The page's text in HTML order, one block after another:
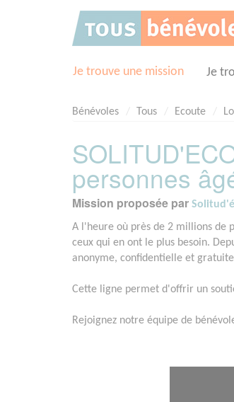
Je trouve une mission Je
Bénévoles Tous Ecoute
personnes
Mission proposée par
A l'heure où près de 2 millions de
ceux qui en ont le plus besoin.
anonyme, confidentielle et gratuite
Cette ligne permet d'offrir un
Rejoignez notre équipe de